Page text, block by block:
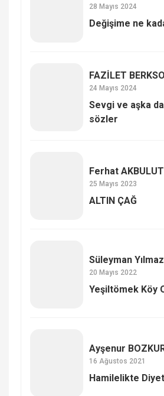
28 Mayıs 2024
Değişime ne
FAZİLET
24 Mayıs 2024
Sevgi ve aşka
sözler
Ferhat AKBULUT
25 Mayıs 2023
ALTIN ÇAĞ
Süleyman Yılmaz
20 Mayıs 2022
Yeşiltömek Köy
Ayşenur
16 Ağustos 2021
Hamilelikte Diyet